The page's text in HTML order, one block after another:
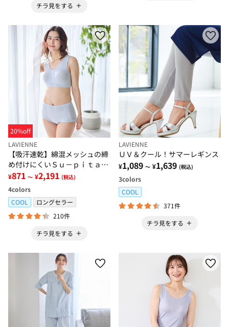
チラ見をする
20%off
LAVIENNE
【吸汗速乾】綿混メッシュの締
め付けにくいＳｕ－ｐｉｔａ
（スーピタ）ブラ・ショーツ
（別売）
¥871 ～ ¥2,191 (税込)
4colors
COOL
ロングセラー
210件
チラ見をする
LAVIENNE
ＵＶ＆クール！サマーレギンス
¥1,089 ～ ¥1,639 (税込)
3colors
COOL
371件
チラ見をする